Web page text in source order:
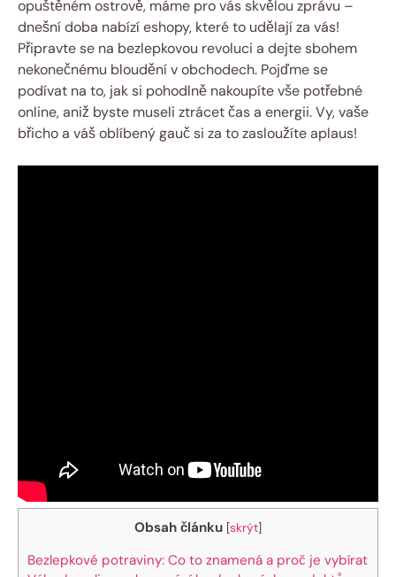
opuštěném⁣ ostrově, máme ​pro ⁤vás skvělou zprávu ‍–
dnešní​ doba nabízí eshopy, které to udělají za vás!⁢
Připravte se na bezlepkovou revoluci a dejte sbohem
nekonečnému bloudění v obchodech. Pojďme se
podívat ​na​ to, jak si pohodlně⁤ nakoupíte vše potřebné
online, ‍aniž‍ byste museli ztrácet ​čas ‌a energii. Vy, ‍vaše
břicho a váš⁤ oblíbený gauč si za to zasloužíte aplaus!
Obsah článku [skrýt]
Bezlepkové potraviny: Co to ​znamená a proč je ⁣vybírat